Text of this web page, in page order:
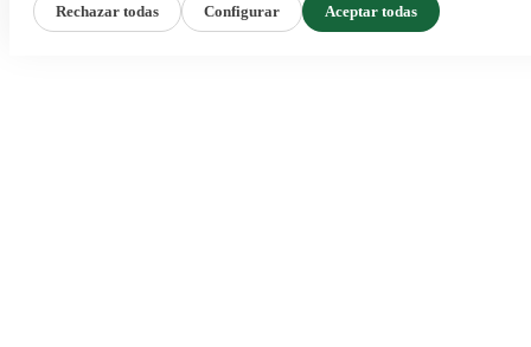
Rechazar todas
Configurar Aceptar todas